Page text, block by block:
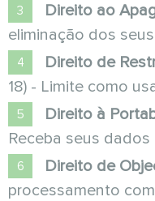
Direito ao
eliminação dos
Direito de
18) - Limite como
Direito à
Receba seus
Direito de
processamento